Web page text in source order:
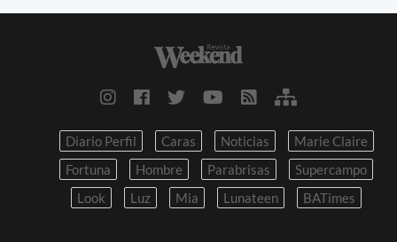
Diario Perfil Caras Noticias
Marie Claire
Fortuna
Hombre Parabrisas
Supercampo
Look
Luz Mia Lunateen BATimes